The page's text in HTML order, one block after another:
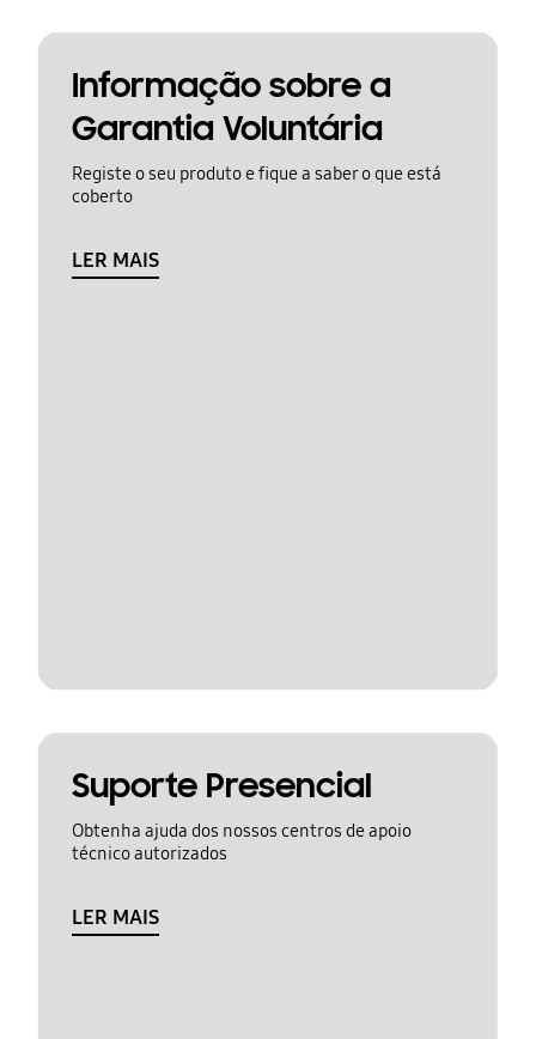
Informação sobre a
Garantia Voluntária
Registe o seu produto e fique a saber o que está
coberto
LER MAIS
Suporte Presencial
Obtenha ajuda dos nossos centros de apoio
técnico autorizados
LER MAIS